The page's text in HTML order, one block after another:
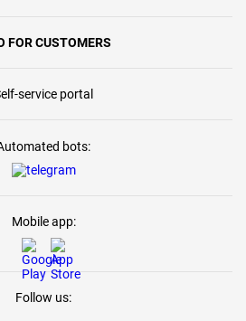
FOR CUSTOMERS
service portal
bots:
Mobile app:
Follow us: